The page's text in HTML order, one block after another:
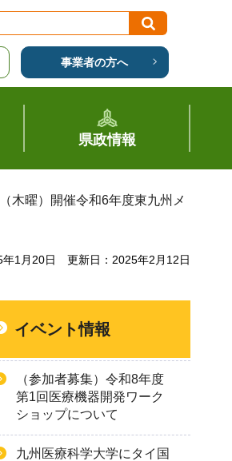
事業者の方へ
県政情報
木曜）開催令和6年度東九州メ
1月20日 更新日：2025年2月12日
イベント情報
（参加者募集）令和8年度
第1回医療機器開発ワーク
ショップについて
九州医療科学大学にタイ国